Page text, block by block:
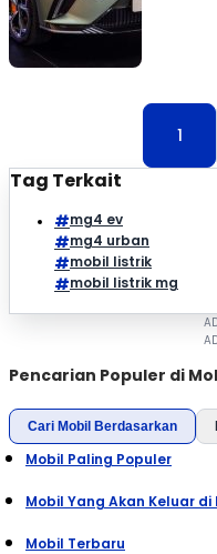
1
Tag Terkait
mg4 ev
mg4 urban
mobil listrik
mobil listrik mg
Pencarian Populer di
Cari Mobil Berdasarkan
Mobil Paling Populer
Mobil Yang Akan Keluar di
Mobil Terbaru